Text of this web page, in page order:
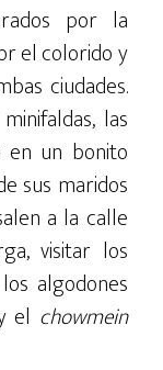
por la
el colorido y
ciudades.
las
en un bonito
sus maridos
a la calle
visitar los
algodones
el chowmein